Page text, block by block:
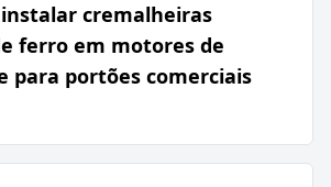
cremalheiras
ferro em motores de
para portões comerciais